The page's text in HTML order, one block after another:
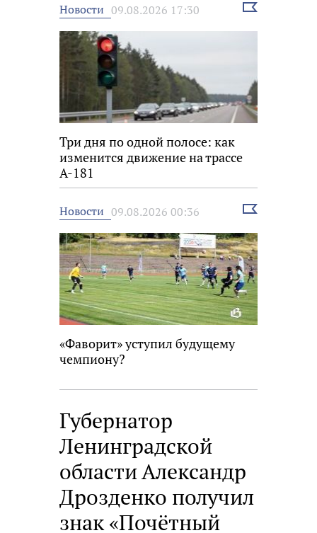
Новости 09.08.2026 17:30
Выбрать
Три дня по одной полосе: как
изменится движение на трассе
А-181
Новости 09.08.2026 00:36
Выбрать
«Фаворит» уступил будущему
чемпиону?
Губернатор
Ленинградской
области Александр
Дрозденко получил
знак «Почётный